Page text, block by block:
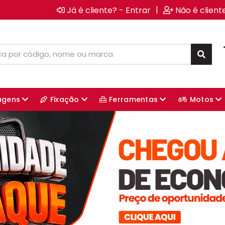
Já é cliente? - Entrar | Não é
Fixação Ferramentas Motos